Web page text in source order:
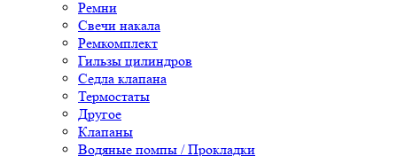
Ремни
Свечи накала
Ремкомплект
Гильзы цилиндров
Седла клапана
Термостаты
Другое
Клапаны
Водяные помпы / Прокладки